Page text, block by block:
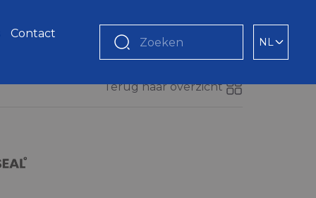
Terug naar overzicht
Contact
Zoeken NL